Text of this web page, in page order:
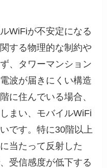
WiFiが不安定になる
する物理的な制約や
、タワーマンション
波が届きにくい構造
に住んでいる場合、
まい、モバイルWiFi
です。特に30階以上
当たって反射した
受信感度が低下する